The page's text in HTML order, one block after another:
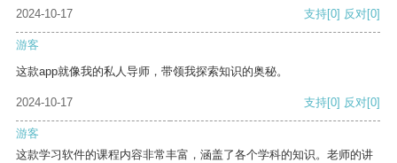
2024-10-17
支持[0] 反对[0]
游客
这款app就像我的私人导师，带领我探索知识的奥秘。
2024-10-17 支持[0] 反对[0]
游客
这款学习软件的课程内容非常丰富，涵盖了各个学科的知识。老师的讲